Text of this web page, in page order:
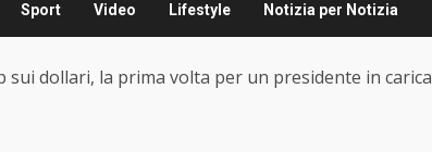
Sport Video Lifestyle Notizia per Notizia
sui dollari, la prima volta per un presidente in carica